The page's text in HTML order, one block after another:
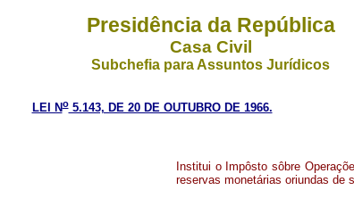
Presidência da República
Casa Civil
Subchefia para Assuntos Jurídicos
LEI No5.143, DE 20 DE OUTUBRO DE 1966.
Institui o Impôsto sôbre
reservas monetárias oriundas de